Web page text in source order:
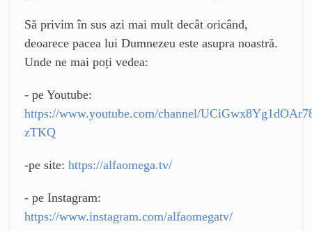
Să privim în sus azi mai mult decât oricând,
deoarece pacea lui Dumnezeu este asupra noastră.
Unde ne mai poți vedea:
- pe Youtube:
https://www.youtube.com/channel/
zTKQ
-pe site: https://alfaomega.tv/
- pe Instagram:
https://www.instagram.com/alfaomegatv/